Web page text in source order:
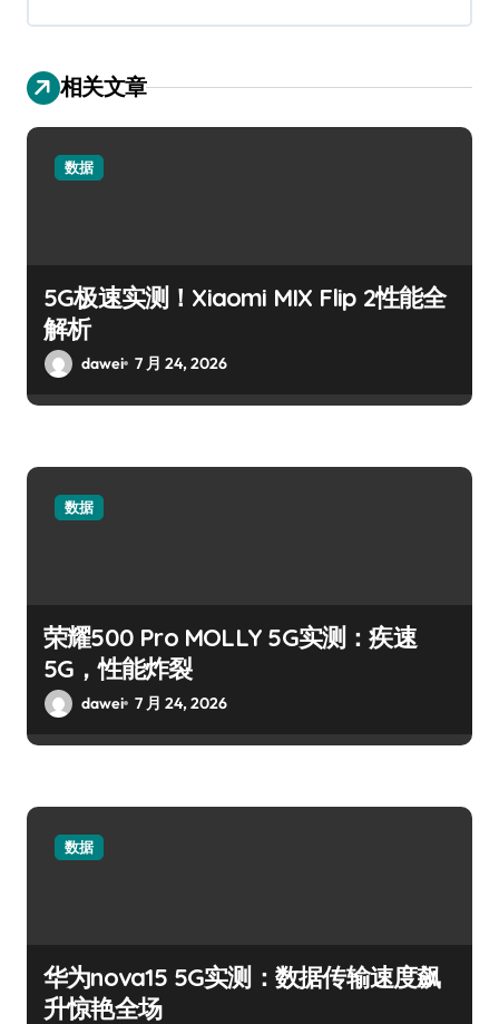
相关文章
数据
5G极速实测！Xiaomi MIX Flip 2性能全
解析
dawei 7 月 24, 2026
数据
荣耀500 Pro MOLLY 5G实测：疾速
5G，性能炸裂
dawei 7 月 24, 2026
数据
华为nova15 5G实测：数据传输速度飙
升惊艳全场